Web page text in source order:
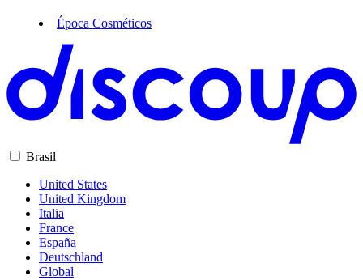
Electrolux
Época Cosméticos
Brasil
United States
United Kingdom
Italia
France
España
Deutschland
Global